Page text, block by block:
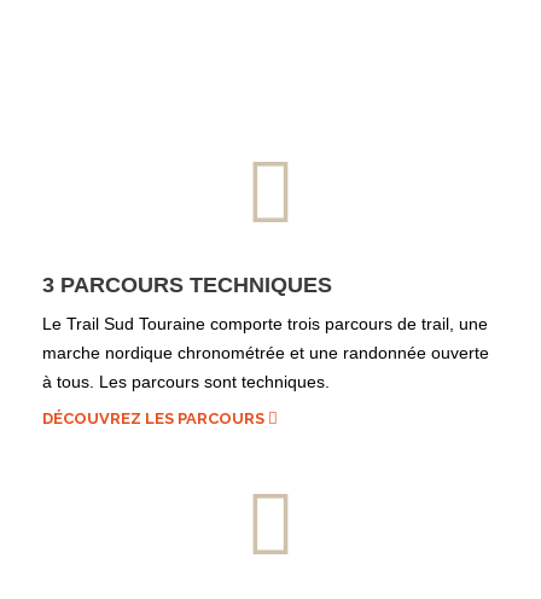
3 PARCOURS TECHNIQUES
Le Trail Sud Touraine comporte trois parcours de trail, une
marche nordique chronométrée et une randonnée ouverte
à tous. Les parcours sont techniques.
DÉCOUVREZ LES PARCOURS